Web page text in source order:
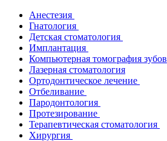
Анестезия
Гнатология
Детская стоматология
Имплантация
Компьютерная томография зубов
Лазерная стоматология
Ортодонтическое лечение
Отбеливание
Пародонтология
Протезирование
Терапевтическая стоматология
Хирургия